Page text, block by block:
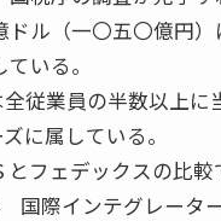
ドル（一〇五〇億円）
いる。
従業員の半数以上に
に属している。
とフェデックスの比
国際インテグレータ